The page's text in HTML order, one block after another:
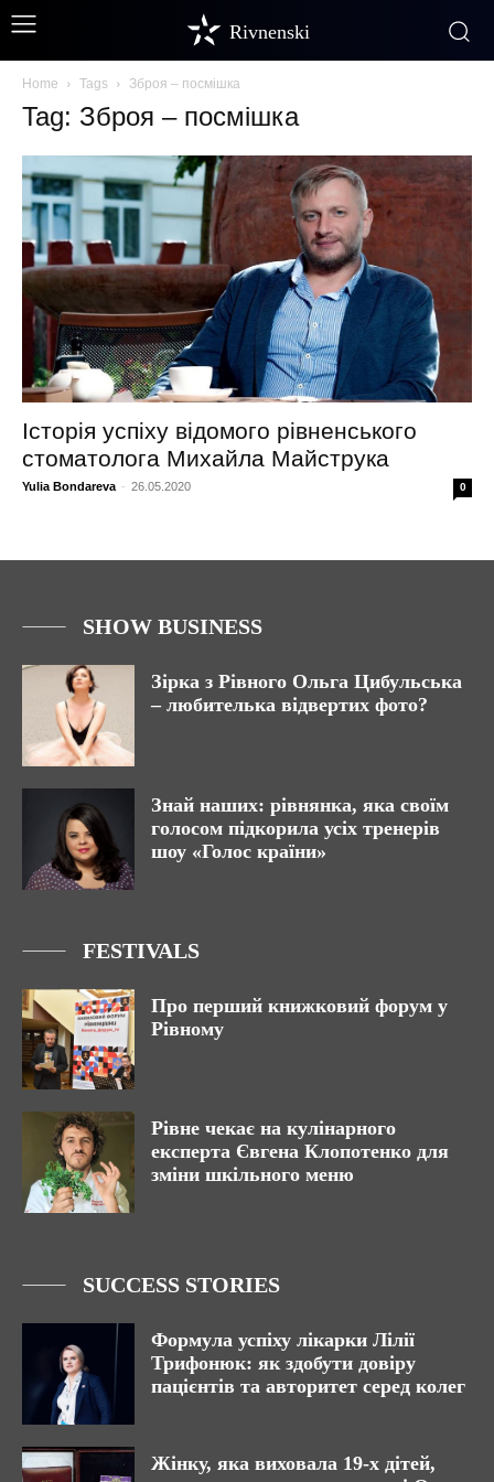
Rivnenski
Home Tags Зброя – посмішка
Tag: Зброя – посмішка
Історія успіху відомого рівненського
стоматолога Михайла Майструка
Yulia Bondareva - 26.05.2020 0
SHOW BUSINESS
Зірка з Рівного Ольга Цибульська
– любителька відвертих фото?
Знай наших: рівнянка, яка своїм
голосом підкорила усіх тренерів
шоу «Голос країни»
FESTIVALS
Про перший книжковий форум у
Рівному
Рівне чекає на кулінарного
експерта Євгена Клопотенко для
зміни шкільного меню
SUCCESS STORIES
Формула успіху лікарки Лілії
Трифонюк: як здобути довіру
пацієнтів та авторитет серед колег
Жінку, яка виховала 19-х дітей,